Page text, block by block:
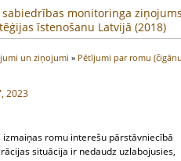
monitoringa ziņojums
īstenošanu Latvijā (2018)
un ziņojumi » Pētījumi par romu
2023
izmaiņas romu interešu pārstāvniecībā
situācija ir nedaudz uzlabojusies,